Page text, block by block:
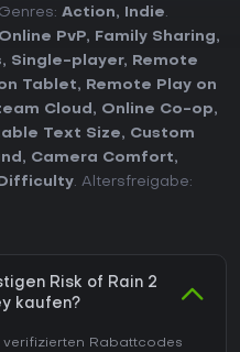
Action, Indie.
Online PvP, Family Sharing,
, Single-player,
Remote
Tablet,
Remote Play on
Cloud , Online Co-op,
Text Size, Custom
, Camera Comfort,
. Altersfreigabe:
Risk of Rain 2
kaufen?
verifizierten Rabattcodes